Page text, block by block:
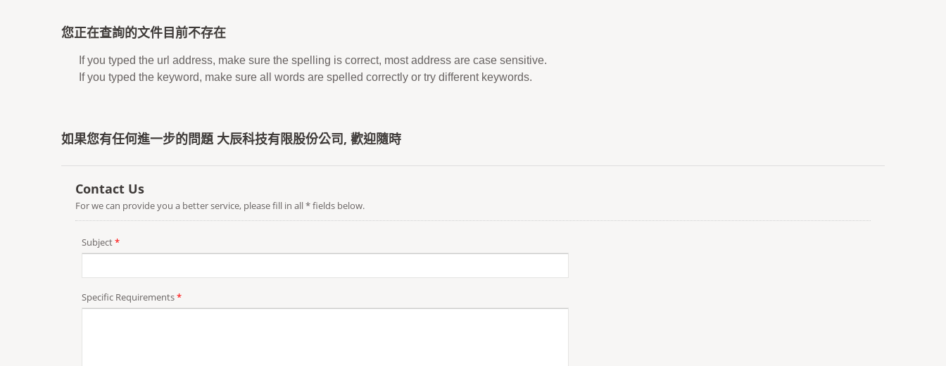
您正在查詢的文件目前不存在
If you typed the url address, make sure the spelling is correct, most address are case sensitive.
If you typed the keyword, make sure all words are spelled correctly or try different keywords.
如果您有任何進一步的問題 大辰科技有限股份公司, 歡迎隨時